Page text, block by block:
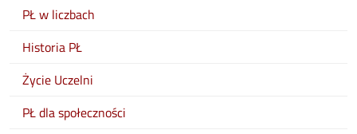
PŁ w liczbach
Historia PŁ
Życie Uczelni
PŁ dla społeczności